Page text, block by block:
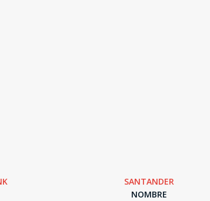
SANTANDER
NOMBRE